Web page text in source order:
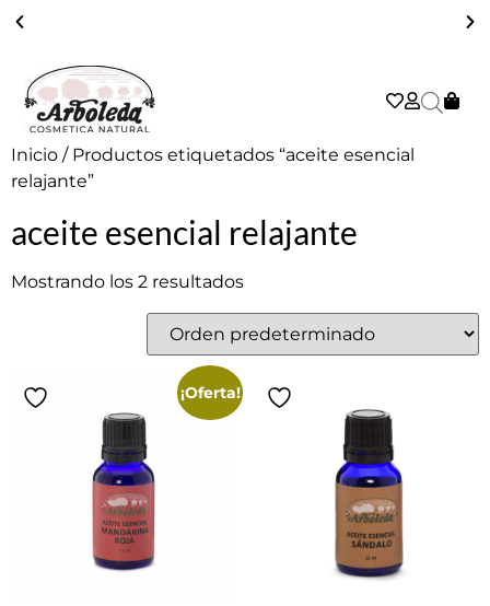
ENVÍO GRATIS A PARTIR DE 39€ EN PENÍNSULA - 2/3 DÍAS
Inicio / Productos etiquetados “aceite esencial
relajante”
aceite esencial relajante
Mostrando los 2 resultados
¡Oferta!